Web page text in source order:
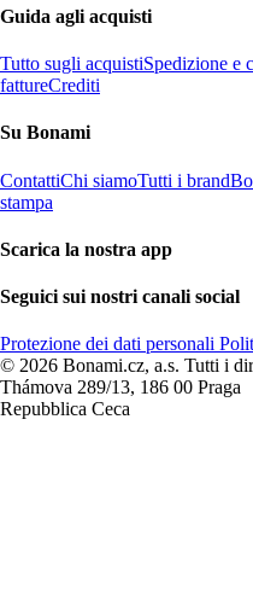
Guida agli acquisti
Tutto sugli acquistiSpedizione e
fattureCrediti
Su Bonami
ContattiChi siamoTutti i brand
stampa
Scarica la nostra app
Seguici sui nostri canali social
Protezione dei dati personali
© 2026 Bonami.cz, a.s. Tutti i
Thámova 289/13, 186 00 Praga
Repubblica Ceca